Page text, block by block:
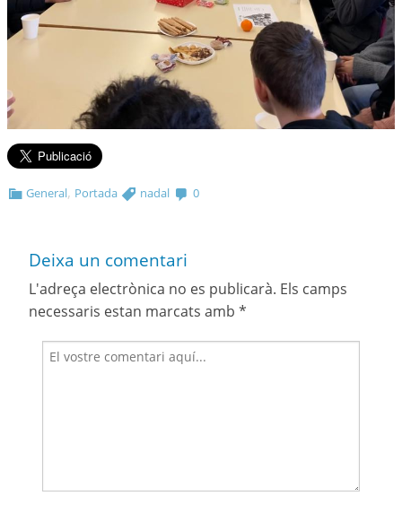
General, Portada nadal 0
Deixa un comentari
L'adreça electrònica no es publicarà. Els camps
necessaris estan marcats amb *